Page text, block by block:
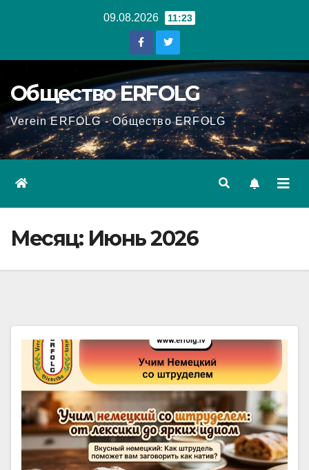
09.08.2026 11:23
Общество ERFOLG
Verein ERFOLG - Общество ERFOLG
Месяц: Июнь 2026